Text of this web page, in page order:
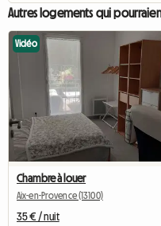
Autres logements qui
Vidéo
Chambre à louer
Aix-en-Provence (13100)
35 € / nuit